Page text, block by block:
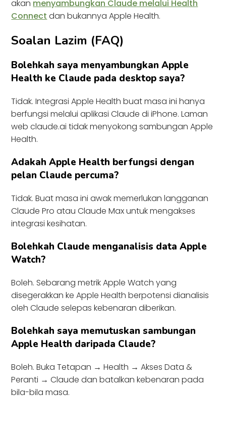
akan menyambungkan Claude melalui Health
Connect dan bukannya Apple Health.
Soalan Lazim (FAQ)
Bolehkah saya menyambungkan Apple
Health ke Claude pada desktop saya?
Tidak. Integrasi Apple Health buat masa ini hanya
berfungsi melalui aplikasi Claude di iPhone. Laman
web claude.ai tidak menyokong sambungan Apple
Health.
Adakah Apple Health berfungsi dengan
pelan Claude percuma?
Tidak. Buat masa ini awak memerlukan langganan
Claude Pro atau Claude Max untuk mengakses
integrasi kesihatan.
Bolehkah Claude menganalisis data Apple
Watch?
Boleh. Sebarang metrik Apple Watch yang
disegerakkan ke Apple Health berpotensi dianalisis
oleh Claude selepas kebenaran diberikan.
Bolehkah saya memutuskan sambungan
Apple Health daripada Claude?
Boleh. Buka Tetapan → Health → Akses Data &
Peranti → Claude dan batalkan kebenaran pada
bila-bila masa.